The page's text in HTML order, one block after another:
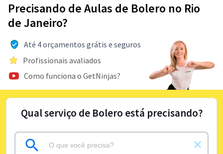
Precisando de Aulas de Bolero no Rio
de Janeiro?
Até 4 orçamentos grátis e seguros
Profissionais avaliados
Como funciona o GetNinjas?
Qual serviço de Bolero está precisando?